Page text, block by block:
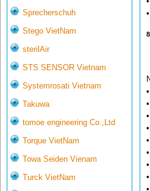
Sprecherschuh
Stego VietNam
sterilAir
STS SENSOR Vietnam
Systemrosati Vietnam
Takuwa
tomoe engineering Co.,Ltd
Torque VietNam
Towa Seiden Vienam
Turck VietNam